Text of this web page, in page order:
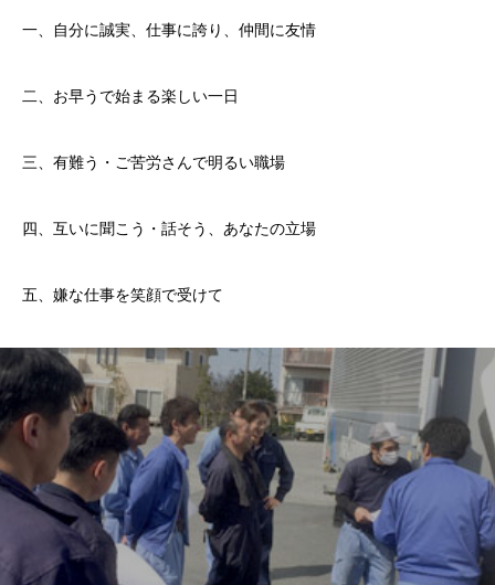
一、自分に誠実、仕事に誇り、仲間に友情
二、お早うで始まる楽しい一日
三、有難う・ご苦労さんで明るい職場
四、互いに聞こう・話そう、あなたの立場
五、嫌な仕事を笑顔で受けて